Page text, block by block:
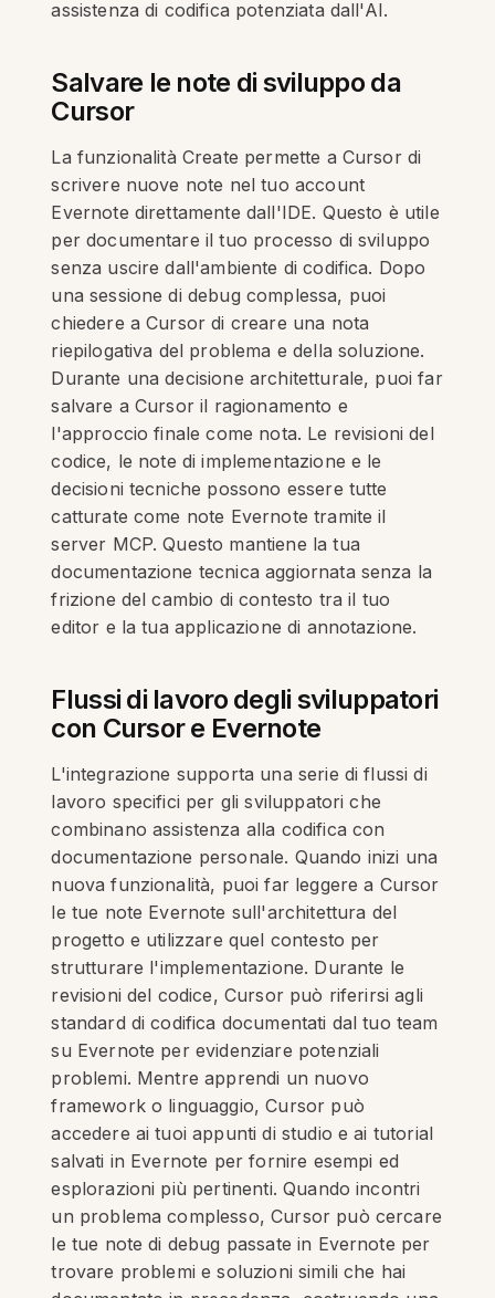
assistenza di codifica potenziata dall'AI.
Salvare le note di sviluppo da
Cursor
La funzionalità Create permette a Cursor di
scrivere nuove note nel tuo account
Evernote direttamente dall'IDE. Questo è utile
per documentare il tuo processo di sviluppo
senza uscire dall'ambiente di codifica. Dopo
una sessione di debug complessa, puoi
chiedere a Cursor di creare una nota
riepilogativa del problema e della soluzione.
Durante una decisione architetturale, puoi far
salvare a Cursor il ragionamento e
l'approccio finale come nota. Le revisioni del
codice, le note di implementazione e le
decisioni tecniche possono essere tutte
catturate come note Evernote tramite il
server MCP. Questo mantiene la tua
documentazione tecnica aggiornata senza la
frizione del cambio di contesto tra il tuo
editor e la tua applicazione di annotazione.
Flussi di lavoro degli sviluppatori
con Cursor e Evernote
L'integrazione supporta una serie di flussi di
lavoro specifici per gli sviluppatori che
combinano assistenza alla codifica con
documentazione personale. Quando inizi una
nuova funzionalità, puoi far leggere a Cursor
le tue note Evernote sull'architettura del
progetto e utilizzare quel contesto per
strutturare l'implementazione. Durante le
revisioni del codice, Cursor può riferirsi agli
standard di codifica documentati dal tuo team
su Evernote per evidenziare potenziali
problemi. Mentre apprendi un nuovo
framework o linguaggio, Cursor può
accedere ai tuoi appunti di studio e ai tutorial
salvati in Evernote per fornire esempi ed
esplorazioni più pertinenti. Quando incontri
un problema complesso, Cursor può cercare
le tue note di debug passate in Evernote per
trovare problemi e soluzioni simili che hai